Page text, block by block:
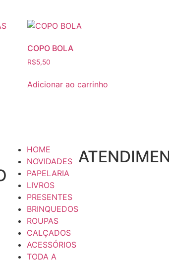
COPO BOLA
R$5,50
Adicionar ao carrinho
HOME
NOVIDADES
PAPELARIA
LIVROS
PRESENTES
BRINQUEDOS
ROUPAS
CALÇADOS
ACESSÓRIOS
TODA A